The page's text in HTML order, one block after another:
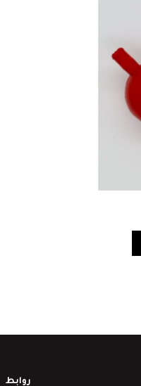
روابط